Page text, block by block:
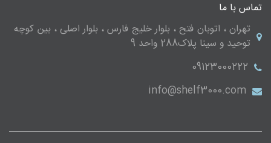
تماس با ما
تهران ، اتوبان فتح ، بلوار خلیج فارس ، بلوار اصلی ، بین کوچه
توحید و سینا پلاک288 واحد 9
09123000222
info@shelf3000.com